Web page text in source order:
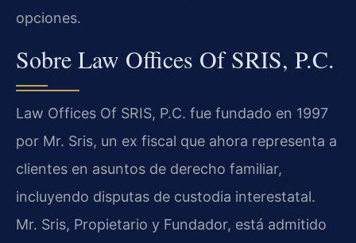
opciones.
Sobre Law Offices Of SRIS, P.C.
Law Offices Of SRIS, P.C. fue fundado en 1997
por Mr. Sris, un ex fiscal que ahora representa a
clientes en asuntos de derecho familiar,
incluyendo disputas de custodia interestatal.
Mr. Sris, Propietario y Fundador, está admitido